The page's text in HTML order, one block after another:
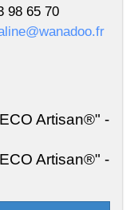
98 65 70
Artisan®" -
Artisan®" -